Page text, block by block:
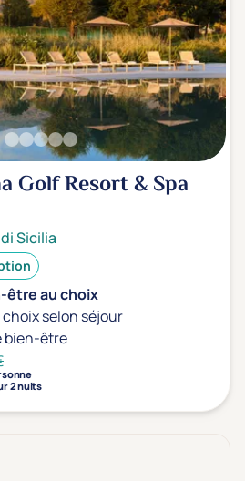
Vérifiés
(0)
(1)
(0)
Golf Resort & Spa
Sicilia
être au choix
selon séjour
bien-être
2 nuits